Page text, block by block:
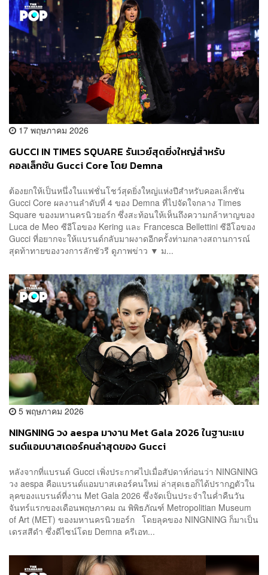
17 พฤษภาคม 2026
GUCCI IN TIMES SQUARE รันเวย์สุดยิ่งใหญ่สำหรับ
คอลเล็กชัน Gucci Core โดย Demna
ต้องยกให้เป็นหนึ่งในแฟชั่นโชว์สุดยิ่งใหญ่แห่งปีสำหรับคอลเล็กชัน
Gucci Core ผลงานลำดับที่ 4 ของ Demna ที่ไปจัดใจกลาง Times
Square ของมหานครนิวยอร์ก ซึ่งสะท้อนให้เห็นถึงความกล้าหาญของ
Luca de Meo ซีอีโอของ Kering และ Francesca Bellettini ซีอีโอของ
Gucci ที่อยากจะให้แบรนด์กลับมาผงาดอีกครั้งท่ามกลางสถานการณ์
สุดท้าทายของวงการลักชัวรี ดูภาพข่าว ▼ ม...
5 พฤษภาคม 2026
NINGNING วง aespa มางาน Met Gala 2026 ในฐานะแบ
รนด์แอมบาสเดอร์คนล่าสุดของ Gucci
หลังจากที่แบรนด์ Gucci เพิ่งประกาศไปเมื่อสัปดาห์ก่อนว่า NINGNING
วง aespa คือแบรนด์แอมบาสเดอร์คนใหม่ ล่าสุดเธอก็ได้ปรากฏตัวใน
ลุคของแบรนด์ที่งาน Met Gala 2026 ซึ่งจัดเป็นประจำในค่ำคืนวัน
จันทร์แรกของเดือนพฤษภาคม ณ พิพิธภัณฑ์ Metropolitian Museum
of Art (MET) ของมหานครนิวยอร์ก โดยลุคของ NINGNING ก็มาเป็น
เดรสสีดำ ซึ่งดีไซน์โดย Demna ครีเอท...